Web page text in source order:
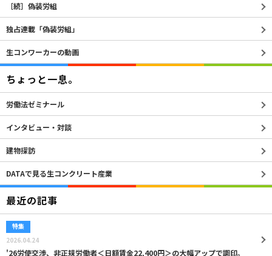
［続］偽装労組
独占連載「偽装労組」
生コンワーカーの動画
ちょっと一息。
労働法ゼミナール
インタビュー・対談
建物探訪
DATAで見る生コンクリート産業
最近の記事
特集
2026.04.24
'26労使交渉、非正規労働者＜日額賃金22,400円＞の大幅アップで調印。